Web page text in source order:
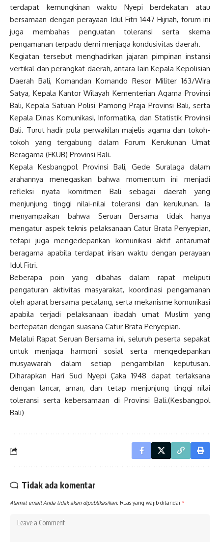
terdapat kemungkinan waktu Nyepi berdekatan atau
bersamaan dengan perayaan Idul Fitri 1447 Hijriah, forum ini
juga membahas penguatan toleransi serta skema
pengamanan terpadu demi menjaga kondusivitas daerah.
Kegiatan tersebut menghadirkan jajaran pimpinan instansi
vertikal dan perangkat daerah, antara lain Kepala Kepolisian
Daerah Bali, Komandan Komando Resor Militer 163/Wira
Satya, Kepala Kantor Wilayah Kementerian Agama Provinsi
Bali, Kepala Satuan Polisi Pamong Praja Provinsi Bali, serta
Kepala Dinas Komunikasi, Informatika, dan Statistik Provinsi
Bali. Turut hadir pula perwakilan majelis agama dan tokoh-
tokoh yang tergabung dalam Forum Kerukunan Umat
Beragama (FKUB) Provinsi Bali.
Kepala Kesbangpol Provinsi Bali, Gede Suralaga dalam
arahannya menegaskan bahwa momentum ini menjadi
refleksi nyata komitmen Bali sebagai daerah yang
menjunjung tinggi nilai-nilai toleransi dan kerukunan. Ia
menyampaikan bahwa Seruan Bersama tidak hanya
mengatur aspek teknis pelaksanaan Catur Brata Penyepian,
tetapi juga mengedepankan komunikasi aktif antarumat
beragama apabila terdapat irisan waktu dengan perayaan
Idul Fitri.
Beberapa poin yang dibahas dalam rapat meliputi
pengaturan aktivitas masyarakat, koordinasi pengamanan
oleh aparat bersama pecalang, serta mekanisme komunikasi
apabila terjadi pelaksanaan ibadah umat Muslim yang
bertepatan dengan suasana Catur Brata Penyepian.
Melalui Rapat Seruan Bersama ini, seluruh peserta sepakat
untuk menjaga harmoni sosial serta mengedepankan
musyawarah dalam setiap pengambilan keputusan.
Diharapkan Hari Suci Nyepi Çaka 1948 dapat terlaksana
dengan lancar, aman, dan tetap menjunjung tinggi nilai
toleransi serta kebersamaan di Provinsi Bali.(Kesbangpol
Bali)
Tidak ada komentar
Alamat email Anda tidak akan dipublikasikan. Ruas yang wajib ditandai *